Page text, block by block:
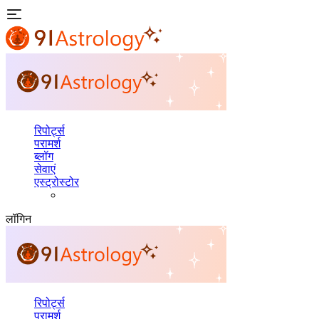
रिपोर्ट्स
परामर्श
ब्लॉग
सेवाएं
एस्ट्रोस्टोर
लॉगिन
रिपोर्ट्स
परामर्श